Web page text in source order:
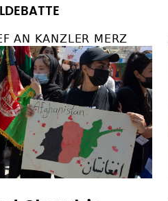
AN KANZLER MERZ